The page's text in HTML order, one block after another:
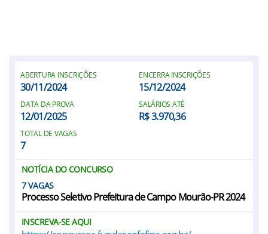
ABERTURA INSCRIÇÕES
30/11/2024
ENCERRA INSCRIÇÕES
15/12/2024
DATA DA PROVA
12/01/2025
SALÁRIOS ATÉ
R$ 3.970,36
TOTAL DE VAGAS
7
NOTÍCIA DO CONCURSO
7
Processo Seletivo Prefeitura de Campo Mourão-PR 2024
INSCREVA-SE AQUI